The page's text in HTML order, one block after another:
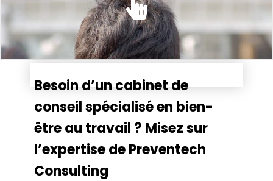
Besoin d’un cabinet de
conseil spécialisé en bien-
être au travail ? Misez sur
l’expertise de Preventech
Consulting